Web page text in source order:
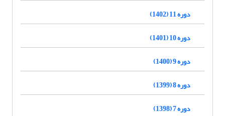
دوره 11 (1402)
دوره 10 (1401)
دوره 9 (1400)
دوره 8 (1399)
دوره 7 (1398)